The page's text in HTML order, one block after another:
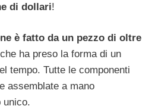
di dollari!
è fatto da un pezzo di oltre
ha preso la forma di un
tempo. Tutte le componenti
assemblate a mano
unico.